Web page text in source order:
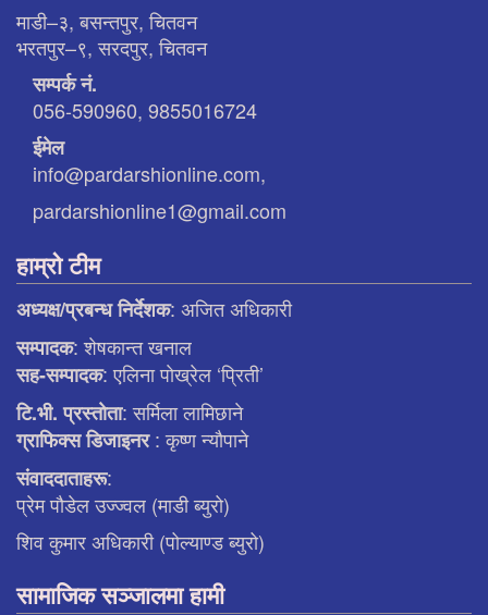
माडी–३, बसन्तपुर, चितवन
भरतपुर–९, सरदपुर, चितवन
सम्पर्क नं.
056-590960, 9855016724
ईमेल
info@pardarshionline.com,
pardarshionline1@gmail.com
हाम्रो टीम
अध्यक्ष/प्रबन्ध निर्देशक: अजित अधिकारी
सम्पादक: शेषकान्त खनाल
सह-सम्पादक: एलिना पाेख्रेल ‘प्रिती’
टि.भी. प्रस्ताेता: सर्मिला लामिछाने
ग्राफिक्स डिजाइनर: कृष्ण न्याैपाने
संवाददाताहरू:
प्रेम पौडेल उज्ज्वल (माडी ब्युरो)
शिव कुमार अधिकारी (पोल्याण्ड ब्युरो)
सामाजिक सञ्जालमा हामी